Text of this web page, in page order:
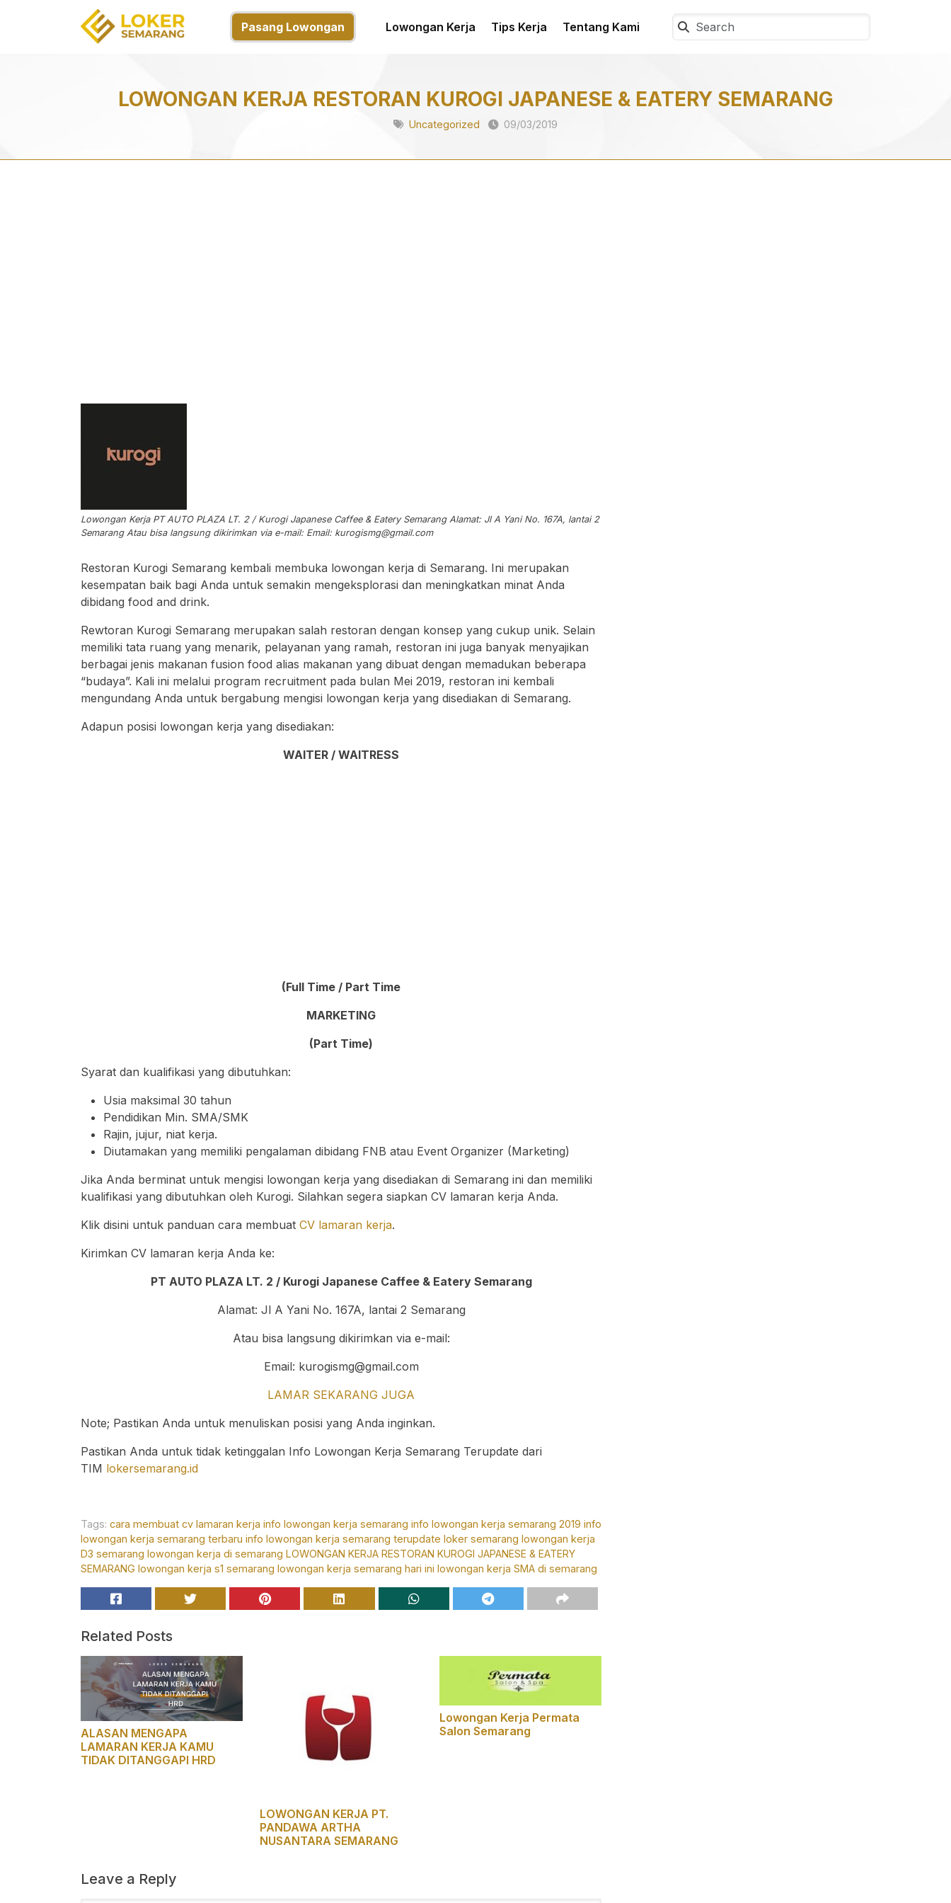
Pasang Lowongan Lowongan Kerja Tips Kerja Tentang Kami
LOWONGAN KERJA RESTORAN KUROGI JAPANESE & EATERY SEMARANG
Uncategorized 09/03/2019
Lowongan Kerja PT AUTO PLAZA LT. 2 / Kurogi Japanese Caffee & Eatery Semarang Alamat: Jl A Yani No. 167A, lantai 2
Semarang Atau bisa langsung dikirimkan via e-mail: Email: kurogismg@gmail.com
Restoran Kurogi Semarang kembali membuka lowongan kerja di Semarang. Ini merupakan
kesempatan baik bagi Anda untuk semakin mengeksplorasi dan meningkatkan minat Anda
dibidang food and drink.
Rewtoran Kurogi Semarang merupakan salah restoran dengan konsep yang cukup unik. Selain
memiliki tata ruang yang menarik, pelayanan yang ramah, restoran ini juga banyak menyajikan
berbagai jenis makanan fusion food alias makanan yang dibuat dengan memadukan beberapa
“budaya”. Kali ini melalui program recruitment pada bulan Mei 2019, restoran ini kembali
mengundang Anda untuk bergabung mengisi lowongan kerja yang disediakan di Semarang.
Adapun posisi lowongan kerja yang disediakan:
WAITER / WAITRESS
(Full Time / Part Time
MARKETING
(Part Time)
Syarat dan kualifikasi yang dibutuhkan:
Usia maksimal 30 tahun
Pendidikan Min. SMA/SMK
Rajin, jujur, niat kerja.
Diutamakan yang memiliki pengalaman dibidang FNB atau Event Organizer (Marketing)
Jika Anda berminat untuk mengisi lowongan kerja yang disediakan di Semarang ini dan memiliki
kualifikasi yang dibutuhkan oleh Kurogi. Silahkan segera siapkan CV lamaran kerja Anda.
Klik disini untuk panduan cara membuat CV lamaran kerja.
Kirimkan CV lamaran kerja Anda ke:
PT AUTO PLAZA LT. 2 / Kurogi Japanese Caffee & Eatery Semarang
Alamat: Jl A Yani No. 167A, lantai 2 Semarang
Atau bisa langsung dikirimkan via e-mail:
Email: kurogismg@gmail.com
LAMAR SEKARANG JUGA
Note; Pastikan Anda untuk menuliskan posisi yang Anda inginkan.
Pastikan Anda untuk tidak ketinggalan Info Lowongan Kerja Semarang Terupdate dari
TIM lokersemarang.id
Tags: cara membuat cv lamaran kerja info lowongan kerja semarang info lowongan kerja semarang 2019 info
lowongan kerja semarang terbaru info lowongan kerja semarang terupdate loker semarang lowongan kerja
D3 semarang lowongan kerja di semarang LOWONGAN KERJA RESTORAN KUROGI JAPANESE & EATERY
SEMARANG lowongan kerja s1 semarang lowongan kerja semarang hari ini lowongan kerja SMA di semarang
Related Posts
ALASAN MENGAPA
LAMARAN KERJA KAMU
TIDAK DITANGGAPI HRD
LOWONGAN KERJA PT.
PANDAWA ARTHA
NUSANTARA SEMARANG
Lowongan Kerja Permata
Salon Semarang
Leave a Reply